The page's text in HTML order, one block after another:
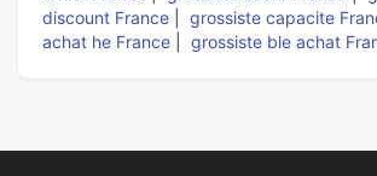
discount France
grossiste capacite
achat he France
grossiste ble achat